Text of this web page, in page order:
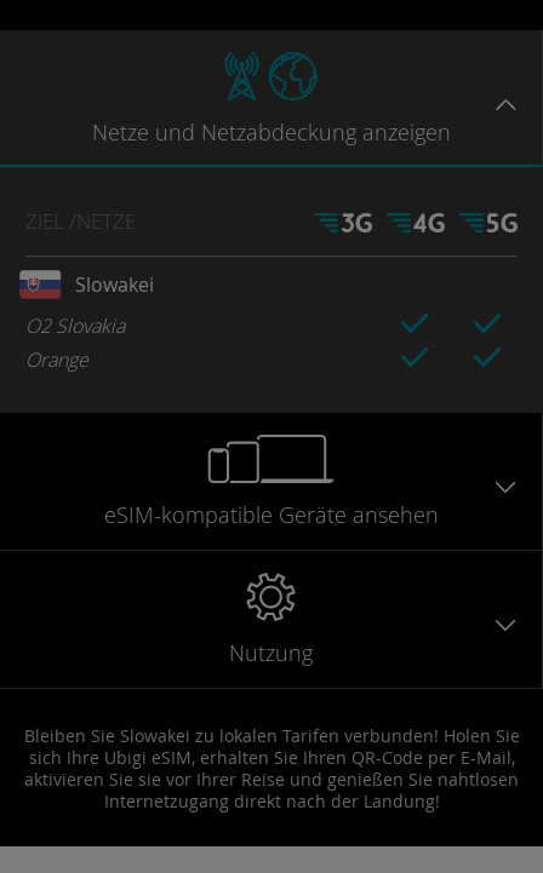
Netze und Netzabdeckung anzeigen
ZIEL /NETZE
Slowakei
O2 Slovakia
Orange
eSIM-kompatible Geräte ansehen
Nutzung
Bleiben Sie Slowakei zu lokalen Tarifen verbunden! Holen Sie
sich Ihre Ubigi eSIM, erhalten Sie Ihren QR-Code per E-Mail,
aktivieren Sie sie vor Ihrer Reise und genießen Sie nahtlosen
Internetzugang direkt nach der Landung!